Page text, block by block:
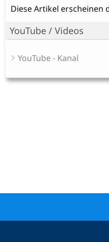
Diese Artikel erscheinen
YouTube / Videos
YouTube - Kanal